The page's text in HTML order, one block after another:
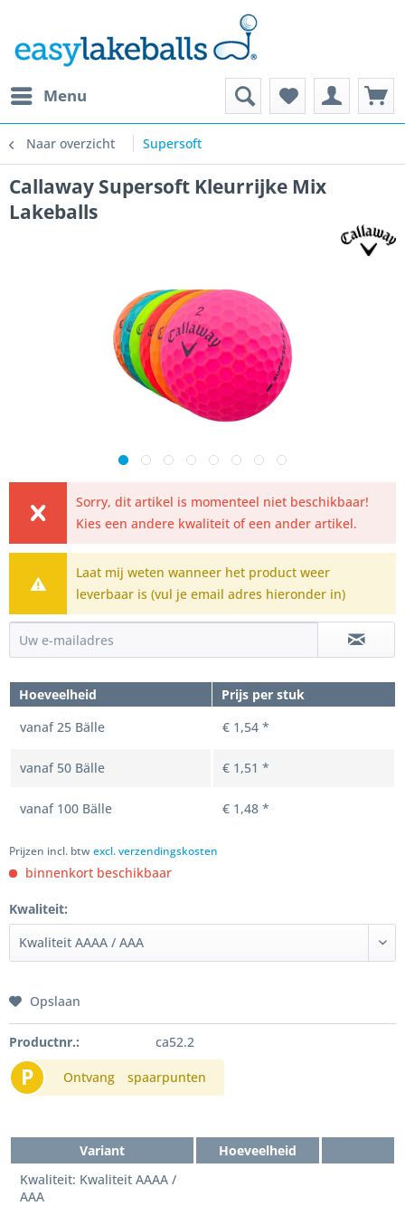
Menu
Naar overzicht Supersoft
Callaway Supersoft Kleurrijke Mix
Lakeballs
Sorry, dit artikel is momenteel niet beschikbaar!
Kies een andere kwaliteit of een ander artikel.
Laat mij weten wanneer het product weer
leverbaar is (vul je email adres hieronder in)
Hoeveelheid
Prijs per stuk
vanaf25 Bälle € 1,54 *
vanaf 50 Bälle € 1,51 *
vanaf 100 Bälle € 1,48 *
Prijzen incl. btwexcl. verzendingskosten
binnenkort beschikbaar
Kwaliteit:
Opslaan
Productnr.: ca52.2
P Ontvang spaarpunten
Variant
Hoeveelheid
Kwaliteit: Kwaliteit AAAA /
AAA